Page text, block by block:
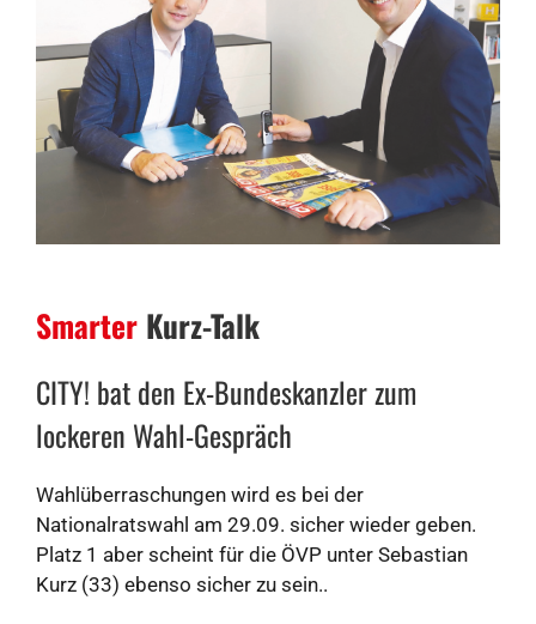
Smarter Kurz-Talk
CITY! bat den Ex-Bundeskanzler zum
lockeren Wahl-Gespräch
Wahlüberraschungen wird es bei der
Nationalratswahl am 29.09. sicher wieder geben.
Platz 1 aber scheint für die ÖVP unter Sebastian
Kurz (33) ebenso sicher zu sein..